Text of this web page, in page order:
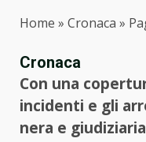
Home » Cronaca »
Cronaca
Con una
incidenti e gli
nera e